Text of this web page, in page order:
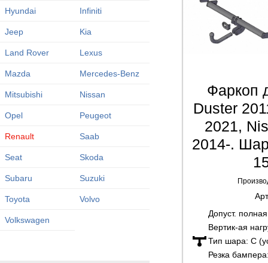
Hyundai Infiniti
Jeep Kia
Land Rover Lexus
Mazda Mercedes-Benz
Mitsubishi Nissan
Opel Peugeot
Renault Saab
Seat Skoda
Subaru Suzuki
Toyota Volvo
Volkswagen
Фаркоп
Duster
2021,
2014-. Шар
Допуст.
Вертик-ая
Тип шара: C
Резка